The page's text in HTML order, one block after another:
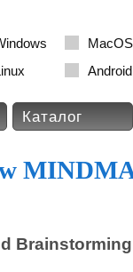
MacOS
Android
Каталог
Brainstorming